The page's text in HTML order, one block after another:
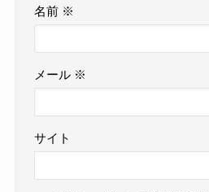
名前 ※
メール ※
サイト